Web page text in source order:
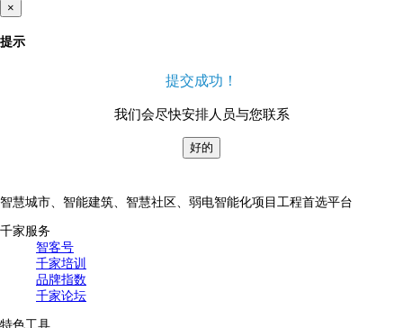
×
提示
提交成功！
我们会尽快安排人员与您联系
好的
智慧城市、智能建筑、智慧社区、弱电智能化项目工程首选平台
千家服务
智客号
千家培训
品牌指数
千家论坛
特色工具